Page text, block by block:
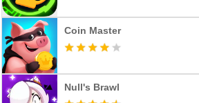
Coin Master
Null's Brawl